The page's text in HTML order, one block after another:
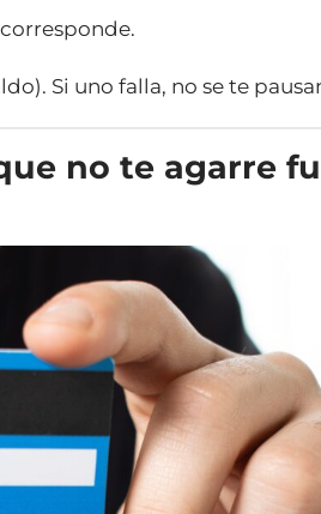
Si uno falla, no se te
no te agarre